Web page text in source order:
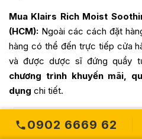
Mua Klairs Rich Moist
(HCM): Ngoài các cách đặt
hàng có thể đến trực tiếp cửa
và được dược sĩ đứng quầy
chương trình khuyến mãi,
dụng chi tiết.
0902 6669 62